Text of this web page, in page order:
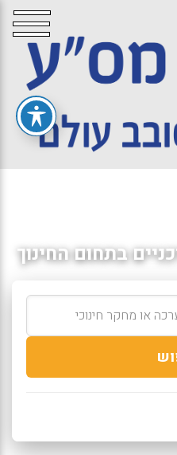
בתחום החינוך